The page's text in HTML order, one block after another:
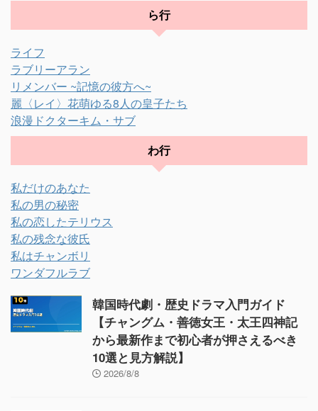
ら行
ライフ
ラブリーアラン
リメンバー ~記憶の彼方へ~
麗〈レイ〉花萌ゆる8人の皇子たち
浪漫ドクターキム・サブ
わ行
私だけのあなた
私の男の秘密
私の恋したテリウス
私の残念な彼氏
私はチャンボリ
ワンダフルラブ
韓国時代劇・歴史ドラマ入門ガイド
【チャングム・善徳女王・太王四神記
から最新作まで初心者が押さえるべき
10選と見方解説】
2026/8/8